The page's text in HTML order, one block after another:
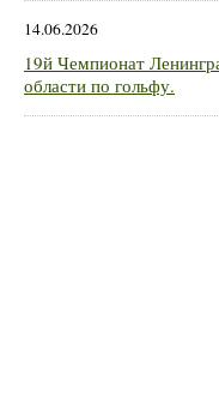
14.06.2026
19й Чемпионат
области по гольфу.